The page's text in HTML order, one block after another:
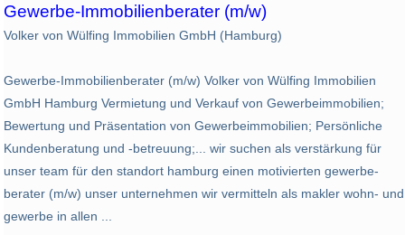
Gewerbe-Immobilienberater (m/w)
Volker von Wülfing Immobilien GmbH (Hamburg)
Gewerbe-Immobilienberater (m/w) Volker von Wülfing Immobilien
GmbH Hamburg Vermietung und Verkauf von Gewerbeimmobilien;
Bewertung und Präsentation von Gewerbeimmobilien; Persönliche
Kundenberatung und -betreuung;... wir suchen als verstärkung für
unser team für den standort hamburg einen motivierten gewerbe-
berater (m/w) unser unternehmen wir vermitteln als makler wohn- und
gewerbe in allen ...